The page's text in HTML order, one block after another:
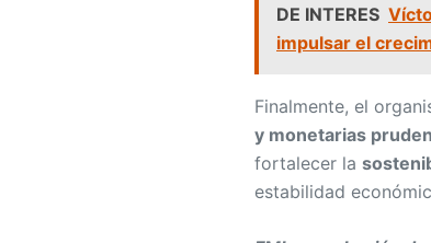
DE INTERES
impulsar el
Finalmente, el
y monetarias
fortalecer la
estabilidad